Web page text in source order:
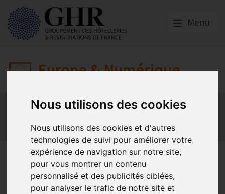
Nous utilisons des cookies
Nous utilisons des cookies et d'autres
technologies de suivi pour améliorer votre
expérience de navigation sur notre site,
pour vous montrer un contenu
personnalisé et des publicités ciblées,
pour analyser le trafic de notre site et
Menu
Europe & Numérique
Actualités
Plateformes en ligne
Mon Parc Num
Informatique Europe
Vigilance : Hameçonnage sur
Instagram